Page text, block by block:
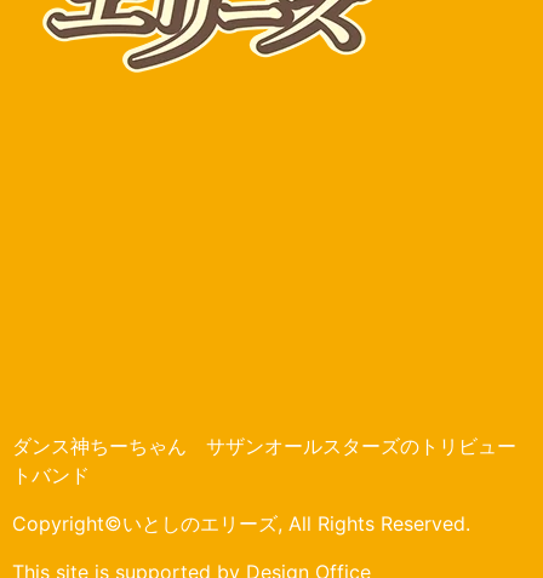
ダンス神ちーちゃん サザンオールスターズのトリビュー
トバンド
Copyright©いとしのエリーズ, All Rights Reserved.
This site is supported by Design Office